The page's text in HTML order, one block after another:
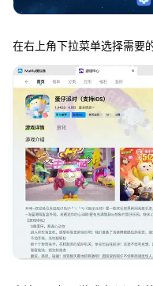
在右上角下拉菜单选择需要